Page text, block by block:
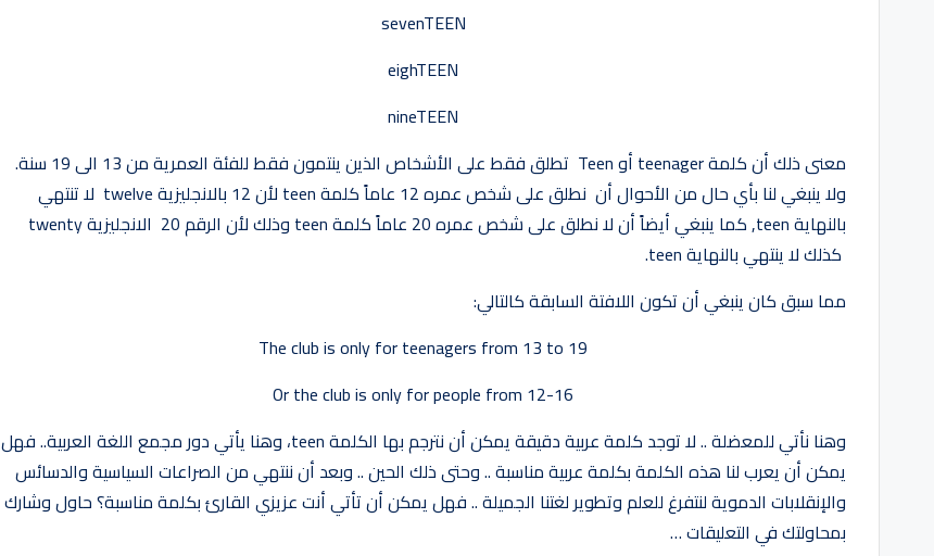
sevenTEEN
eighTEEN
nineTEEN
معنى ذلك أن كلمة teenager أو Teen تطلق فقط على الأشخاص الذين ينتمون فقط للفئة العمرية من 13 الى 19 سنة.
ولا ينبغي لنا بأي حال من الأحوال أن نطلق على شخص عمره 12 عاماً كلمة teen لأن 12 بالانجليزية twelve لا تنتهي
بالنهاية teen, كما ينبغي أيضاً أن لا نطلق على شخص عمره 20 عاماً كلمة teen وذلك لأن الرقم 20 الانجليزية twenty
كذلك لا ينتهي بالنهاية teen.
مما سبق كان ينبغي أن تكون اللافتة السابقة كالتالي:
The club is only for teenagers from 13 to 19
Or the club is only for people from 12-16
وهنا نأتي للمعضلة .. لا توجد كلمة عربية دقيقة يمكن أن نترجم بها الكلمة teen، وهنا يأتي دور مجمع اللغة العربية.. فهل
يمكن أن يعرب لنا هذه الكلمة بكلمة عربية مناسبة .. وحتى ذلك الحين .. وبعد أن ننتهي من الصراعات السياسية والدسائس
والإنقلابات الدموية لنتفرغ للعلم وتطوير لغتنا الجميلة .. فهل يمكن أن تأتي أنت عزيزي القارئ بكلمة مناسبة؟ حاول وشارك
بمحاولتك في التعليقات …